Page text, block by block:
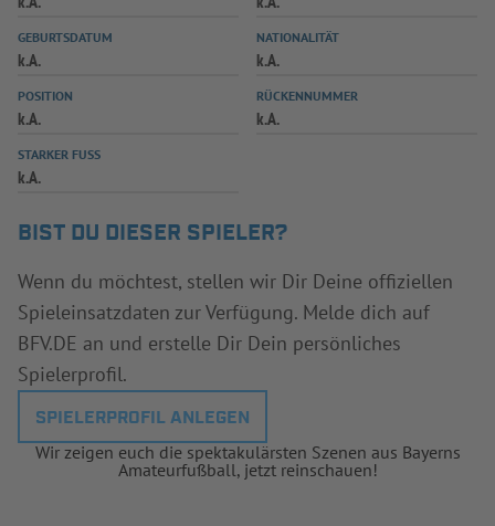
SPIELPLUS
GEBURTSDATUM
k.A.
NATIONALITÄT
k.A.
POSITION
k.A.
RÜCKENNUMMER
k.A.
STARKER FUSS
k.A.
BIST DU DIESER SPIELER?
Wenn du möchtest, stellen wir Dir Deine offiziellen
Spieleinsatzdaten zur Verfügung. Melde dich auf
BFV.DE an und erstelle Dir Dein persönliches
Spielerprofil.
SPIELERPROFIL ANLEGEN
Wir zeigen euch die spektakulärsten Szenen aus Bayerns
Amateurfußball, jetzt reinschauen!